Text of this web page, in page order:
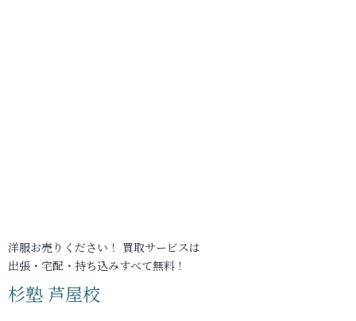
洋服お売りください！ 買取サービスは
出張・宅配・持ち込みすべて無料！
杉塾 芦屋校